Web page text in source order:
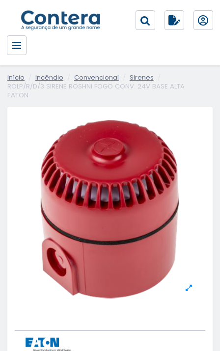
Início Incêndio Convencional
Sirenes
ROLP/R/D/3 SIRENE ROSHNI FOGO CONV. 24V BASE ALTA
EATON